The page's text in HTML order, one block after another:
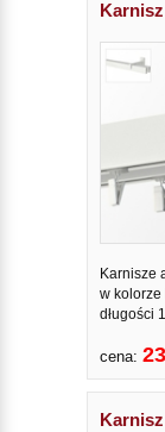
Karnisze
w kolorze
długości
cena: